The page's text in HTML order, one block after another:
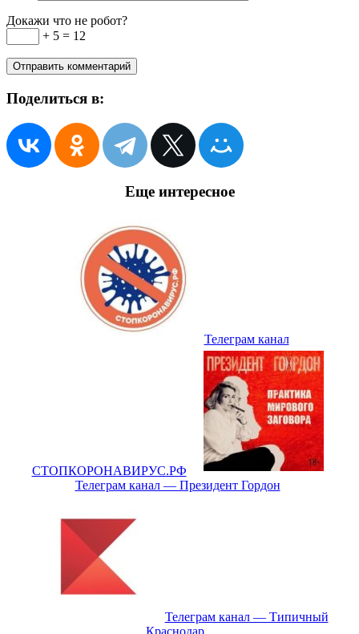
Докажи что не робот?
+ 5 = 12
Поделиться в:
Еще интересное
Телеграм канал
СТОПКОРОНАВИРУС.РФ
Телеграм канал — Президент Гордон
Телеграм канал — Типичный